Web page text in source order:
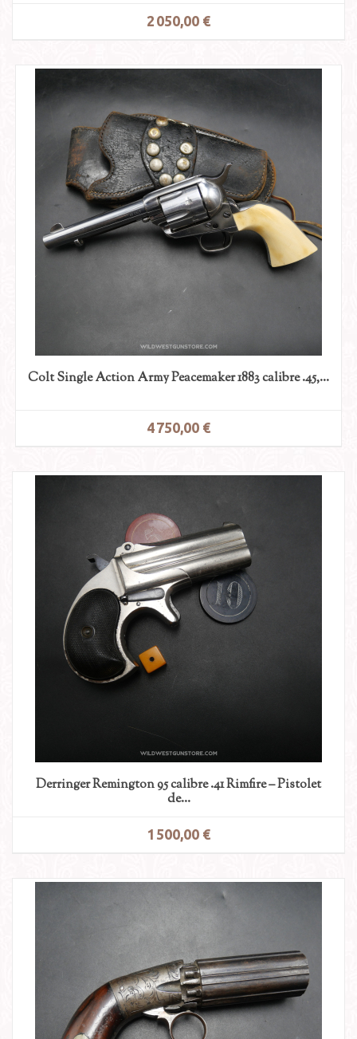
2 050,00 €
Colt Single Action Army Peacemaker 1883 calibre .45,...
4 750,00 €
Derringer Remington 95 calibre .41 Rimfire – Pistolet
de...
1 500,00 €